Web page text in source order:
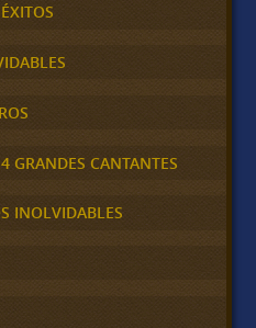
GRANDES CANTANTES
INOLVIDABLES